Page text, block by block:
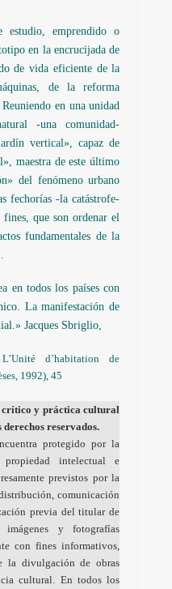
emprendido o
en la encrucijada de
de vida eficiente de la
de la reforma
en una unidad
-una comunidad-
vertical», capaz de
maestra de este último
del fenómeno urbano
fechorías -la catástrofe-
que son ordenar el
fundamentales de la
en todos los países con
La manifestación de
Jacques Sbriglio,
d’habitation de
1992), 45
crítico y práctica cultural
reservados.
protegido por la
intelectual e
previstos por la
comunicación
previa del titular de
imágenes y fotografías
con fines informativos,
la divulgación de obras
cultural. En todos los